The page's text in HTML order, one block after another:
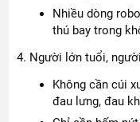
Nhiều dòng
thú bay trong
4. Người lớn tuổi,
Không cần cúi
đau lưng, đau